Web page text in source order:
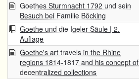
Goethes Sturmnacht 1792 und sein
Besuch bei Familie Böcking
Goethe und die Igeler Säule | 2.
Auflage
Goethe's art travels in the Rhine
regions 1814-1817 and his concept of
decentralized collections